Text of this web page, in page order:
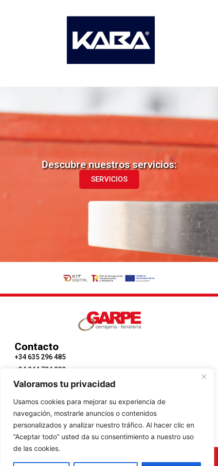
Valoramos tu privacidad
Usamos cookies para mejorar su experiencia de
navegación, mostrarle anuncios o contenidos
personalizados y analizar nuestro tráfico. Al hacer clic en
“Aceptar todo” usted da su consentimiento a nuestro uso
de las cookies.
Descubre nuestros servicios:
SERVICIOS
Enlaces
Conoce Garpe
Servicios
Contacto
Accesibilidad
Aviso Legal
Políticas de Cookies
Contacto
+34 635 296 485
+34 944 704 899